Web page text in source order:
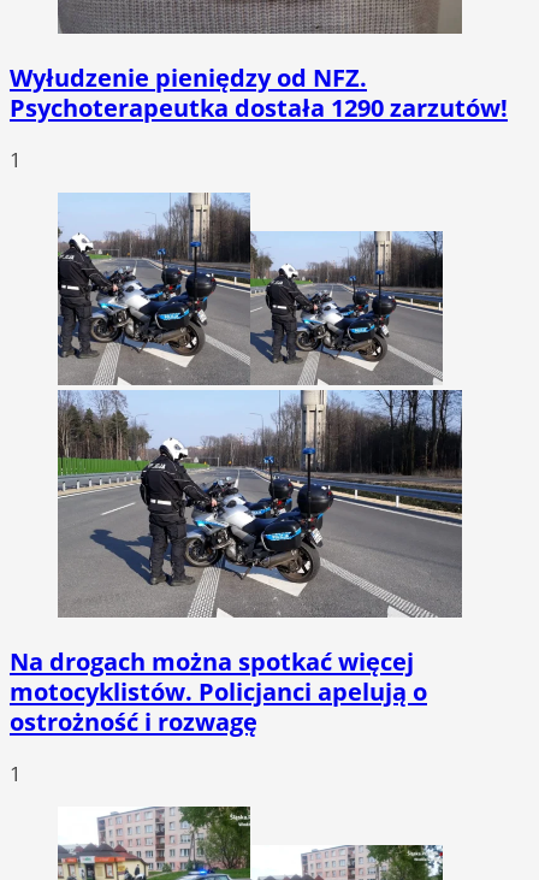
Wyłudzenie pieniędzy od NFZ.
Psychoterapeutka dostała 1290 zarzutów!
1
Na drogach można spotkać więcej
motocyklistów. Policjanci apelują o
ostrożność i rozwagę
1